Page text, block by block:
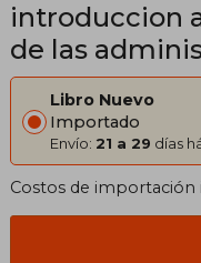
introduccion
de las
Libro Nuevo
Importado
Envío: 21 a 29 días
Costos de importación